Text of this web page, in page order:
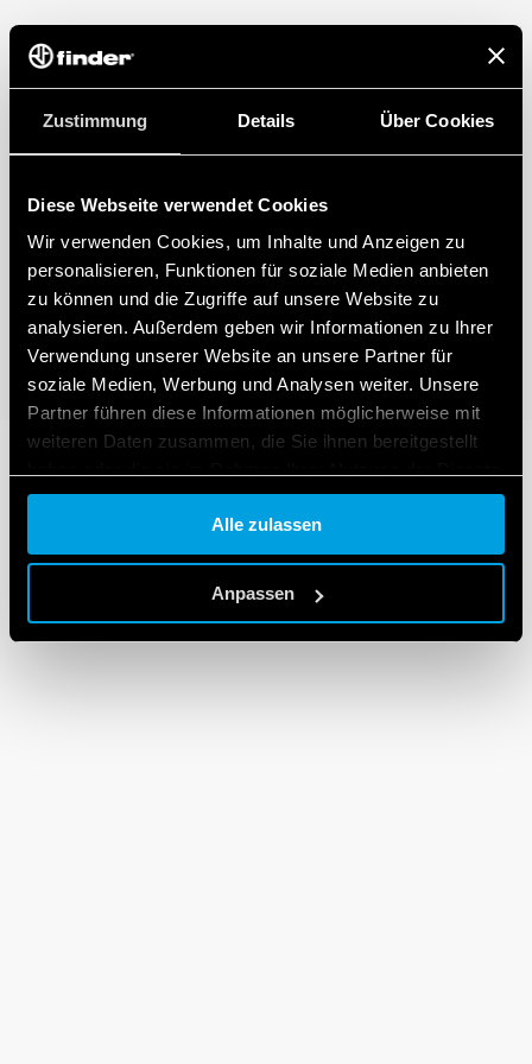
Zustimmung Details Über Cookies
Diese Webseite verwendet Cookies
Wir verwenden Cookies, um Inhalte und Anzeigen zu
personalisieren, Funktionen für soziale Medien anbieten
zu können und die Zugriffe auf unsere Website zu
analysieren. Außerdem geben wir Informationen zu Ihrer
Verwendung unserer Website an unsere Partner für
soziale Medien, Werbung und Analysen weiter. Unsere
Partner führen diese Informationen möglicherweise mit
weiteren Daten zusammen, die Sie ihnen bereitgestellt
gesammelt haben.
Cookie policy.
Alle zulassen
Anpassen